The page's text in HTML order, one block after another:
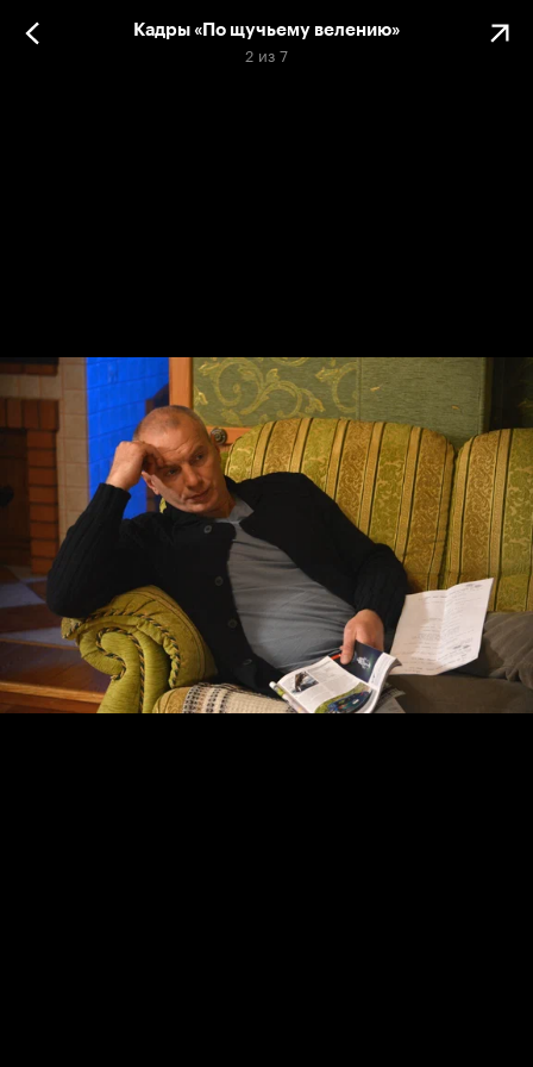
Кадры «По щучьему велению»
2 из 7